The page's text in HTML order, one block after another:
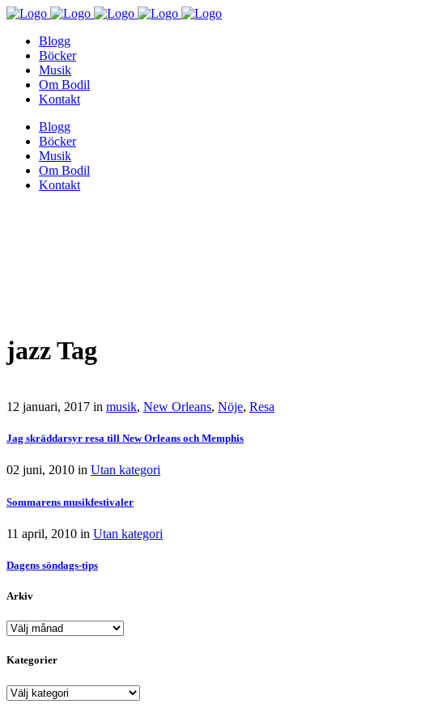
Blogg
Böcker
Musik
Om Bodil
Kontakt
Blogg
Böcker
Musik
Om Bodil
Kontakt
jazz Tag
12 januari, 2017 in musik, New Orleans, Nöje, Resa
Jag skräddarsyr resa till New Orleans och Memphis
02 juni, 2010 in Utan kategori
Sommarens musikfestivaler
11 april, 2010 in Utan kategori
Dagens söndags-tips
Arkiv
Arkiv
Kategorier
Kategorier